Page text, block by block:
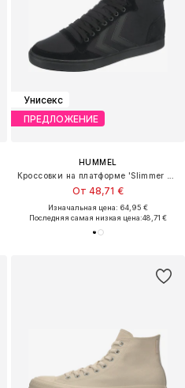
Унисекс
ПРЕДЛОЖЕНИЕ
HUMMEL
От 48,71 €
Изначальная цена: 64,95 €
Последняя самая низкая цена:48,71 €